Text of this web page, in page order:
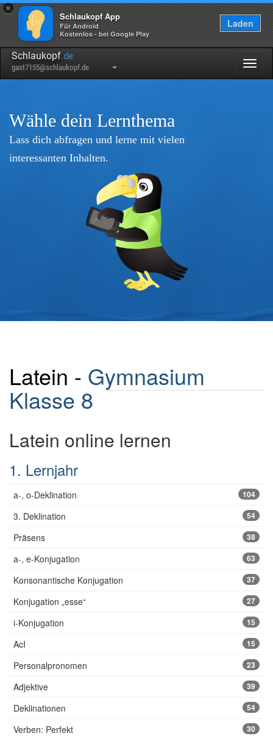
×
Schlaukopf App
Für Android
Kostenlos - bei Google Play
Laden
Schlaukopf.de
gast7155@schlaukopf.de
Wähle dein Lernthema
Lass dich abfragen und lerne mit vielen
interessanten Inhalten.
Latein - Gymnasium
Klasse 8
Latein online lernen
1. Lernjahr
a-, o-Deklination 104
3. Deklination 54
Präsens 38
a-, e-Konjugation 63
Konsonantische Konjugation 37
Konjugation „esse“ 27
i-Konjugation 15
AcI 15
Personalpronomen 23
Adjektive 39
Deklinationen 54
Verben: Perfekt 30